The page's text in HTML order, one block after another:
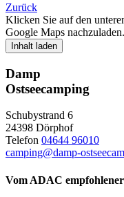
Zurück
Klicken Sie auf den
Google Maps nachzuladen.
Inhalt laden
Damp
Ostseecamping
Schubystrand 6
24398 Dörphof
Telefon 04644 96010
camping@damp-
Vom ADAC